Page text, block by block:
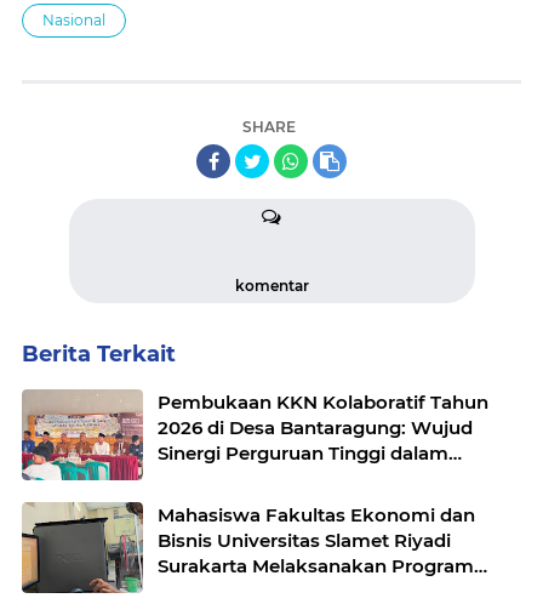
Nasional
SHARE
komentar
Berita Terkait
Pembukaan KKN Kolaboratif Tahun
2026 di Desa Bantaragung: Wujud
Sinergi Perguruan Tinggi dalam
Mahasiswa Fakultas Ekonomi dan
Bisnis Universitas Slamet Riyadi
Surakarta Melaksanakan Program